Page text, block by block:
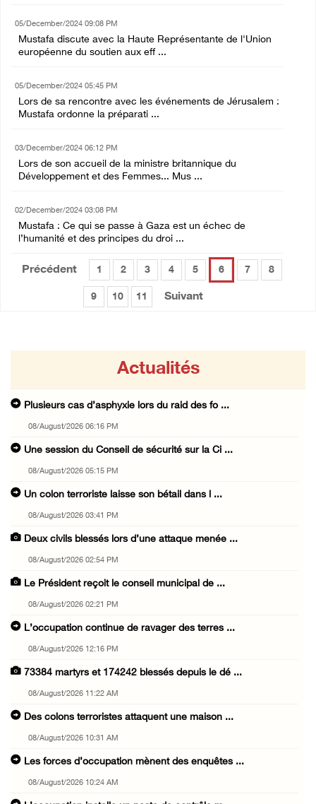
05/December/2024 09:08 PM
Mustafa discute avec la Haute Représentante de l'Union
européenne du soutien aux eff ...
05/December/2024 05:45 PM
Lors de sa rencontre avec les événements de Jérusalem :
Mustafa ordonne la préparati ...
03/December/2024 06:12 PM
Lors de son accueil de la ministre britannique du
Développement et des Femmes... Mus ...
02/December/2024 03:08 PM
Mustafa : Ce qui se passe à Gaza est un échec de
l’humanité et des principes du droi ...
Précédent 1 2 3 4 5 6 7 8
9 10 11 Suivant
Actualités
Plusieurs cas d’asphyxie lors du raid des fo ...
08/August/2026 06:16 PM
Une session du Conseil de sécurité sur la Ci ...
08/August/2026 05:15 PM
Un colon terroriste laisse son bétail dans l ...
08/August/2026 03:41 PM
Deux civils blessés lors d’une attaque menée ...
08/August/2026 02:54 PM
Le Président reçoit le conseil municipal de ...
08/August/2026 02:21 PM
L’occupation continue de ravager des terres ...
08/August/2026 12:16 PM
73384 martyrs et 174242 blessés depuis le dé ...
08/August/2026 11:22 AM
Des colons terroristes attaquent une maison ...
08/August/2026 10:31 AM
Les forces d’occupation mènent des enquêtes ...
08/August/2026 10:24 AM